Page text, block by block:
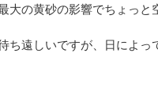
大の黄砂の影響でちょっと
ち遠しいですが、日によっ